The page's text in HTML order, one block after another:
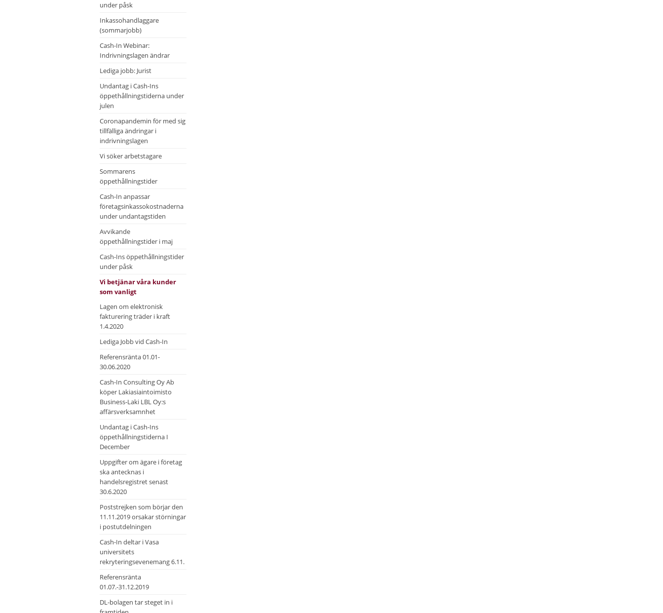
under påsk
Inkassohandlaggare
(sommarjobb)
Cash-In Webinar:
Indrivningslagen ändrar
Lediga jobb: Jurist
Undantag i Cash-Ins
öppethållningstiderna under
julen
Coronapandemin för med sig
tillfälliga ändringar i
indrivningslagen
Vi söker arbetstagare
Sommarens
öppethållningstider
Cash-In anpassar
företagsinkassokostnaderna
under undantagstiden
Avvikande
öppethållningstider i maj
Cash-Ins öppethållningstider
under påsk
Vi betjänar våra kunder
som vanligt
Lagen om elektronisk
fakturering träder i kraft
1.4.2020
Lediga Jobb vid Cash-In
Referensränta 01.01-
30.06.2020
Cash-In Consulting Oy Ab
köper Lakiasiaintoimisto
Business-Laki LBL Oy:s
affärsverksamnhet
Undantag i Cash-Ins
öppethållningstiderna I
December
Uppgifter om ägare i företag
ska antecknas i
handelsregistret senast
30.6.2020
Poststrejken som börjar den
11.11.2019 orsakar störningar
i postutdelningen
Cash-In deltar i Vasa
universitets
rekryteringsevenemang 6.11.
Referensränta
01.07.-31.12.2019
DL-bolagen tar steget in i